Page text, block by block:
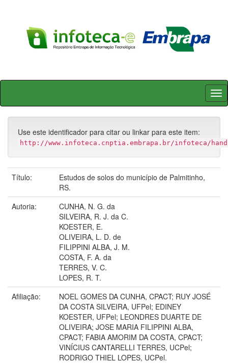
Skip
Use este identificador para citar ou linkar para este item:
http://www.infoteca.cnptia.embrapa.br/infoteca/
Título:
Estudos de solos do município de Palmitinho,
RS.
Autoria:
CUNHA, N. G. da
SILVEIRA, R. J. da C.
KOESTER, E.
OLIVEIRA, L. D. de
FILIPPINI ALBA, J. M.
COSTA, F. A. da
TERRES, V. C.
LOPES, R. T.
Afiliação:
NOEL GOMES DA CUNHA, CPACT; RUY JOSÉ
DA COSTA SILVEIRA, UFPel; EDINEY
KOESTER, UFPel; LEONDRES DUARTE DE
OLIVEIRA; JOSE MARIA FILIPPINI ALBA,
CPACT; FABIA AMORIM DA COSTA, CPACT;
VINÍCIUS CANTARELLI TERRES, UCPel;
RODRIGO THIEL LOPES, UCPel.